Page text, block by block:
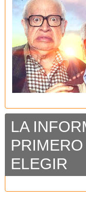
LA
ELEGIR